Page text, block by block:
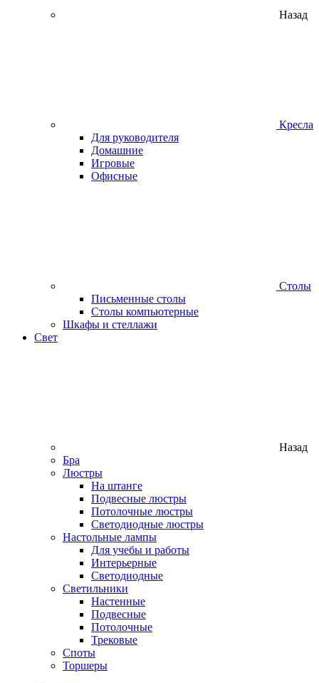
Назад
Кресла
Для руководителя
Домашние
Игровые
Офисные
Столы
Письменные столы
Столы компьютерные
Шкафы и стеллажи
Свет
Назад
Бра
Люстры
На штанге
Подвесные люстры
Потолочные люстры
Светодиодные люстры
Настольные лампы
Для учебы и работы
Интерьерные
Светодиодные
Светильники
Настенные
Подвесные
Потолочные
Трековые
Споты
Торшеры